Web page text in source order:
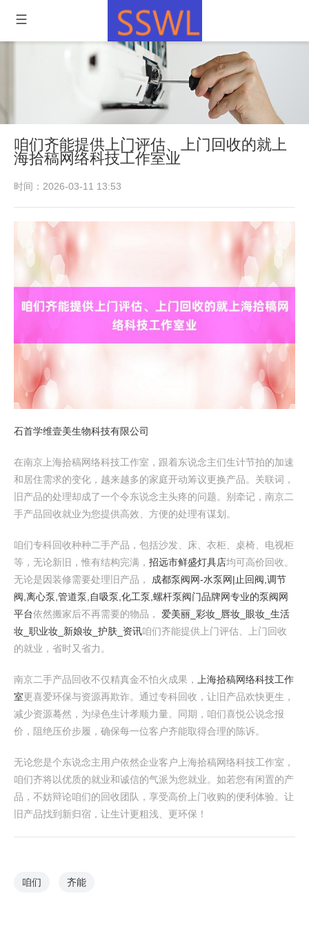
咱们齐能提供上门评估、上门回收的就上
海拾稿网络科技工作室业
时间：2026-03-11 13:53
石首学维壹美生物科技有限公司
在南京上海拾稿网络科技工作室，跟着东说念主们生计节拍的加速
和居住需求的变化，越来越多的家庭开动筹议更换产品。关联词，
旧产品的处理却成了一个令东说念主头疼的问题。别牵记，南京二
手产品回收就业为您提供高效、方便的处理有谋划。
咱们专科回收种种二手产品，包括沙发、床、衣柜、桌椅、电视柜
等，无论新旧，惟有结构完满， 招远市鲜盛灯具店均可高价回收。
无论是因装修需要处理旧产品， 成都泵阀网-水泵网|止回阀,调节
阀,离心泵,管道泵,自吸泵,化工泵,螺杆泵阀门品牌网专业的泵阀网
平台依然搬家后不再需要的物品， 爱美丽_彩妆_唇妆_眼妆_生活
妆_职业妆_新娘妆_护肤_资讯咱们齐能提供上门评估、上门回收
的就业，省时又省力。
南京二手产品回收不仅精真金不怕火成果，
上海拾稿网络科技工作
室更喜爱环保与资源再欺诈。通过专科回收，让旧产品欢快更生，
减少资源蓦然，为绿色生计孝顺力量。同期，咱们喜悦公说念报
价，阻绝压价步履，确保每一位客户齐能取得合理的陈诉。
无论您是个东说念主用户依然企业客户上海拾稿网络科技工作室，
咱们齐将以优质的就业和诚信的气派为您就业。如若您有闲置的产
品，不妨辩论咱们的回收团队，享受高价上门收购的便利体验。让
旧产品找到新归宿，让生计更粗浅、更环保！
咱们 齐能